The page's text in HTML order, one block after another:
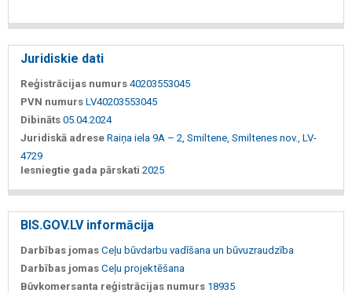
Juridiskie dati
Reģistrācijas numurs 40203553045
PVN numurs LV40203553045
Dibināts 05.04.2024
Juridiskā adrese Raiņa iela 9A – 2, Smiltene, Smiltenes nov., LV-
4729
Iesniegtie gada pārskati 2025
BIS.GOV.LV informācija
Darbības jomas Ceļu būvdarbu vadīšana un būvuzraudzība
Darbības jomas Ceļu projektēšana
Būvkomersanta reģistrācijas numurs 18935